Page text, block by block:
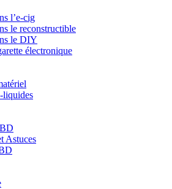
l’e-cig
le reconstructible
le DIY
électronique
liquides
Astuces